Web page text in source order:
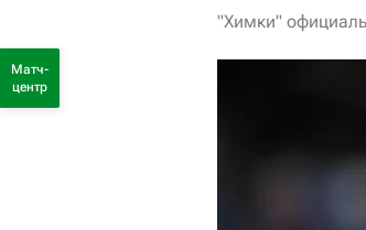
"Химки"
Матч-
центр